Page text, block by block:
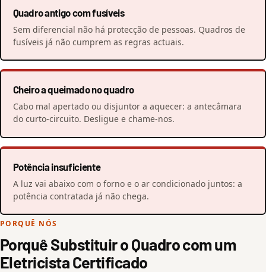
Quadro antigo com fusíveis
Sem diferencial não há protecção de pessoas. Quadros de
fusíveis já não cumprem as regras actuais.
Cheiro a queimado no quadro
Cabo mal apertado ou disjuntor a aquecer: a antecâmara
do curto-circuito. Desligue e chame-nos.
Potência insuficiente
A luz vai abaixo com o forno e o ar condicionado juntos: a
potência contratada já não chega.
PORQUÊ NÓS
Porquê Substituir o Quadro com um
Eletricista Certificado